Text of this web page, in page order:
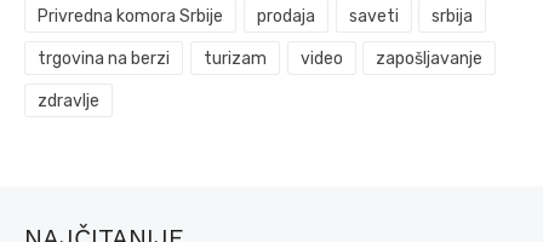
Privredna komora Srbije prodaja saveti srbija
trgovina na berzi turizam video zapošljavanje
zdravlje